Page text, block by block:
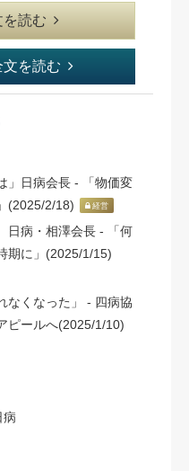
読む
文を読む
」日病会長 - 「物価変
(2025/2/18)
経営
日病・相澤会長 - 「何
期に」(2025/1/15)
なくなった」 - 四病協
ピールへ(2025/1/10)
病